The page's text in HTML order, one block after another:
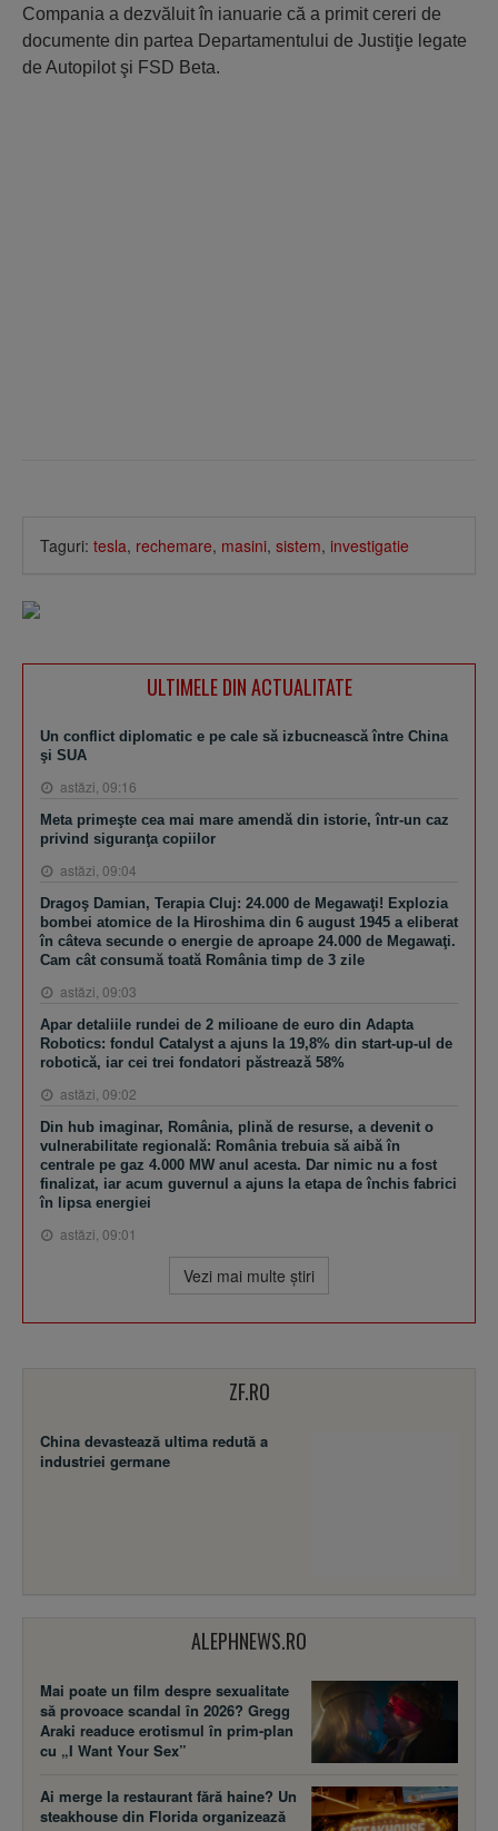
Compania a dezvăluit în ianuarie că a primit cereri de
documente din partea Departamentului de Justiţie legate
de Autopilot şi FSD Beta.
Taguri: tesla, rechemare, masini, sistem, investigatie
ULTIMELE DIN ACTUALITATE
Un conflict diplomatic e pe cale să izbucnească între China
şi SUA
astăzi, 09:16
Meta primeşte cea mai mare amendă din istorie, într-un caz
privind siguranţa copiilor
astăzi, 09:04
Dragoş Damian, Terapia Cluj: 24.000 de Megawaţi! Explozia
bombei atomice de la Hiroshima din 6 august 1945 a eliberat
în câteva secunde o energie de aproape 24.000 de Megawaţi.
Cam cât consumă toată România timp de 3 zile
astăzi, 09:03
Apar detaliile rundei de 2 milioane de euro din Adapta
Robotics: fondul Catalyst a ajuns la 19,8% din start-up-ul de
robotică, iar cei trei fondatori păstrează 58%
astăzi, 09:02
Din hub imaginar, România, plină de resurse, a devenit o
vulnerabilitate regională: România trebuia să aibă în
centrale pe gaz 4.000 MW anul acesta. Dar nimic nu a fost
finalizat, iar acum guvernul a ajuns la etapa de închis fabrici
în lipsa energiei
astăzi, 09:01
Vezi mai multe ştiri
ZF.RO
China devastează ultima redută a
industriei germane
ALEPHNEWS.RO
Mai poate un film despre sexualitate
să provoace scandal în 2026? Gregg
Araki readuce erotismul în prim-plan
cu „I Want Your Sex”
Ai merge la restaurant fără haine? Un
steakhouse din Florida organizează